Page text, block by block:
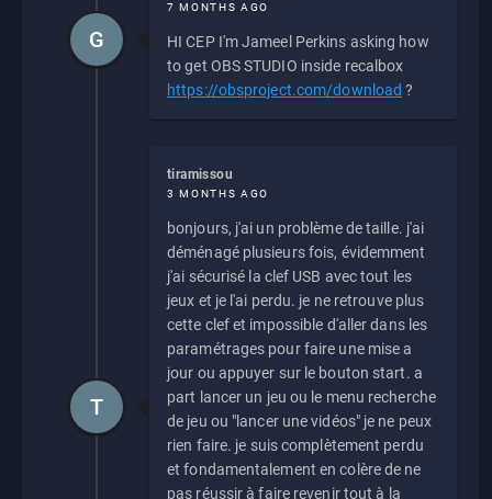
7 MONTHS AGO
HI CEP I'm Jameel Perkins asking how
to get OBS STUDIO inside recalbox
https://obsproject.com/download ?
G
tiramissou
3 MONTHS AGO
bonjours, j'ai un problème de taille. j'ai
déménagé plusieurs fois, évidemment
j'ai sécurisé la clef USB avec tout les
jeux et je l'ai perdu. je ne retrouve plus
cette clef et impossible d'aller dans les
paramétrages pour faire une mise a
jour ou appuyer sur le bouton start. a
part lancer un jeu ou le menu recherche
de jeu ou "lancer une vidéos" je ne peux
rien faire. je suis complètement perdu
et fondamentalement en colère de ne
pas réussir à faire revenir tout à la
T